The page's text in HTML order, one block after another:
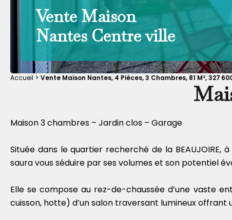
Vente Maison
Nantes Centre ville
Accueil Vente Maison Nantes, 4 Pièces, 3 Chambres, 81 M², 327
Maison 3 chambres – Jardin clos – Garage
Située dans le quartier recherché de la
saura vous séduire par ses volumes et son potentiel
Elle se compose au rez-de-chaussée d’une vaste
cuisson, hotte) d’un salon traversant lumineux offrant